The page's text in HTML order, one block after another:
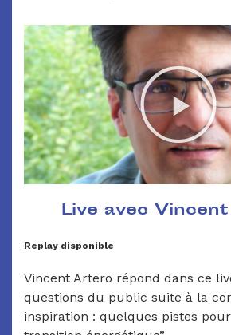
Live avec
Replay disponible
Vincent Artero répond dans ce
questions du public suite à la
inspiration : quelques pistes